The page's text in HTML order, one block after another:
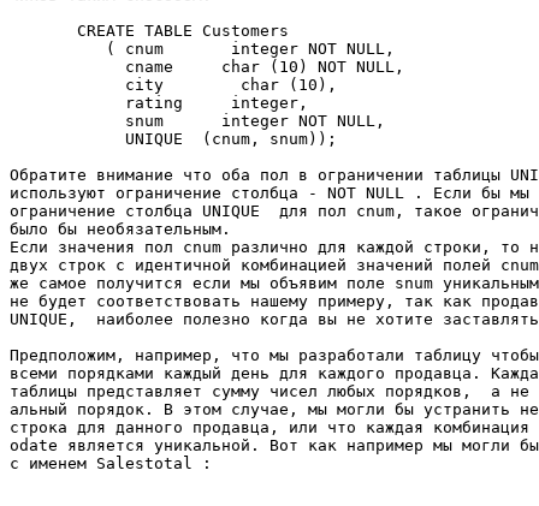
       CREATE TABLE Customers
          ( cnum       integer NOT NULL,
            cname     char (10) NOT NULL,
            city        char (10),
            rating     integer,
            snum      integer NOT NULL,
            UNIQUE  (cnum, snum));
Обратите внимание что оба пол в ограничении таблицы
используют ограничение столбца - NOT NULL . Если бы
ограничение столбца UNIQUE  для пол cnum, такое
было бы необязательным.
Если значения пол cnum различно для каждой строки, то
двух строк с идентичной комбинацией значений полей
же самое получится если мы объявим поле snum
не будет соответствовать нашему примеру, так как
UNIQUE,  наиболее полезно когда вы не хотите
Предположим, например, что мы разработали таблицу
всеми порядками каждый день для каждого продавца.
таблицы представляет сумму чисел любых порядков,  а
альный порядок. В этом случае, мы могли бы устранить
строка для данного продавца, или что каждая
odate является уникальной. Вот как например мы могли
с именем Salestotal :